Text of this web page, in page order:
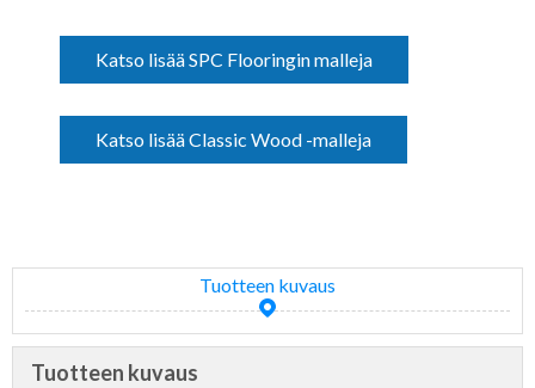
Katso lisää SPC Flooringin malleja
Katso lisää Classic Wood -malleja
Tuotteen kuvaus
Tuotteen kuvaus